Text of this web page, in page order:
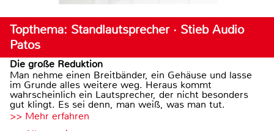
Topthema: Standlautsprecher · Stieb Audio
Patos
Die große Reduktion
Man nehme einen Breitbänder, ein Gehäuse und lasse
im Grunde alles weitere weg. Heraus kommt
wahrscheinlich ein Lautsprecher, der nicht besonders
gut klingt. Es sei denn, man weiß, was man tut.
>> Mehr erfahren